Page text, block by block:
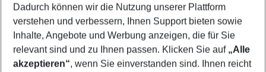
Mehr Filter anzeigen
Dadurch können wir die Nutzung unserer Plattform
verstehen und verbessern, Ihnen Support bieten sowie
Inhalte, Angebote und Werbung anzeigen, die für Sie
relevant sind und zu Ihnen passen. Klicken Sie auf „Alle
akzeptieren“, wenn Sie einverstanden sind. Ihnen reicht